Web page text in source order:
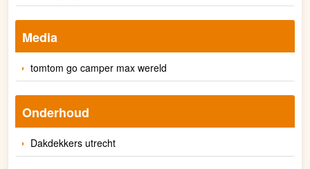
Media
tomtom go camper max wereld
Onderhoud
Dakdekkers utrecht